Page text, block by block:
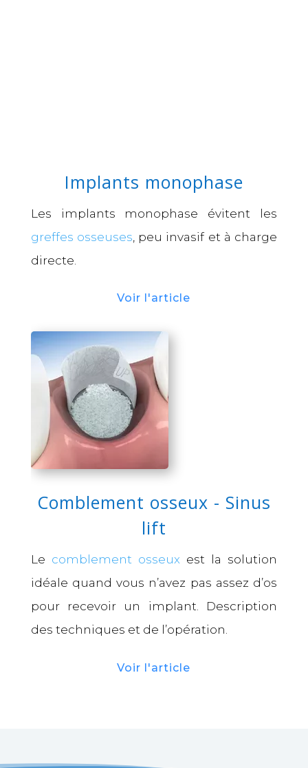
Implants monophase
Les implants monophase évitent les
greffes osseuses , peu invasif et à charge
directe.
Voir l'article
Comblement osseux - Sinus
lift
Le comblement osseuxest la solution
idéale quand vous n’avez pas assez d’os
pour recevoir un implant. Description
des techniques et de l’opération.
Voir l'article